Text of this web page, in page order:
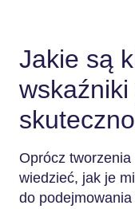
Jakie są
Oprócz
wiedzieć, jak je
do